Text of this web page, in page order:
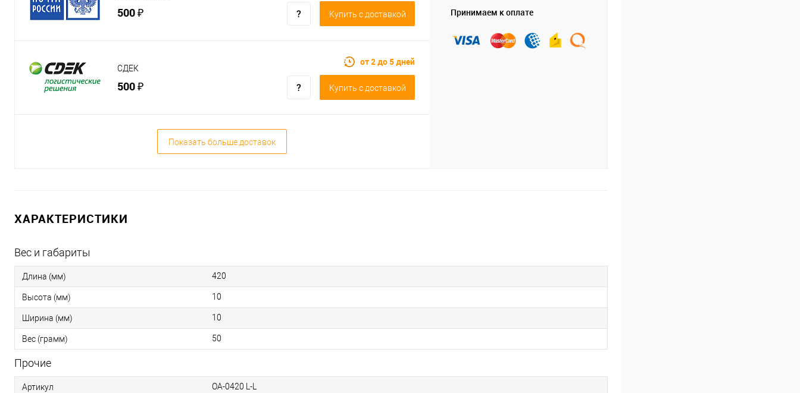
500 ₽ Купить c доставкой
СДЕК
500 ₽
от 2 до 5 дней
Купить c доставкой
Показать больше доставок
Принимаем к оплате
ХАРАКТЕРИСТИКИ
Вес и габариты
Длина (мм) 420
Высота (мм) 10
Ширина (мм) 10
Вес (грамм) 50
Прочие
Артикул OA-0420 L-L